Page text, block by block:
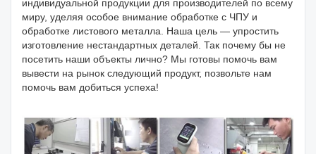
индивидуальной продукции для производителей по всему
миру, уделяя особое внимание обработке с ЧПУ и
обработке листового металла. Наша цель — упростить
изготовление нестандартных деталей. Так почему бы не
посетить наши объекты лично? Мы готовы помочь вам
вывести на рынок следующий продукт, позвольте нам
помочь вам добиться успеха!